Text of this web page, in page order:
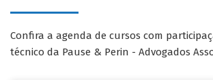
Confira a agenda de cursos com
técnico da Pause & Perin - Advogados